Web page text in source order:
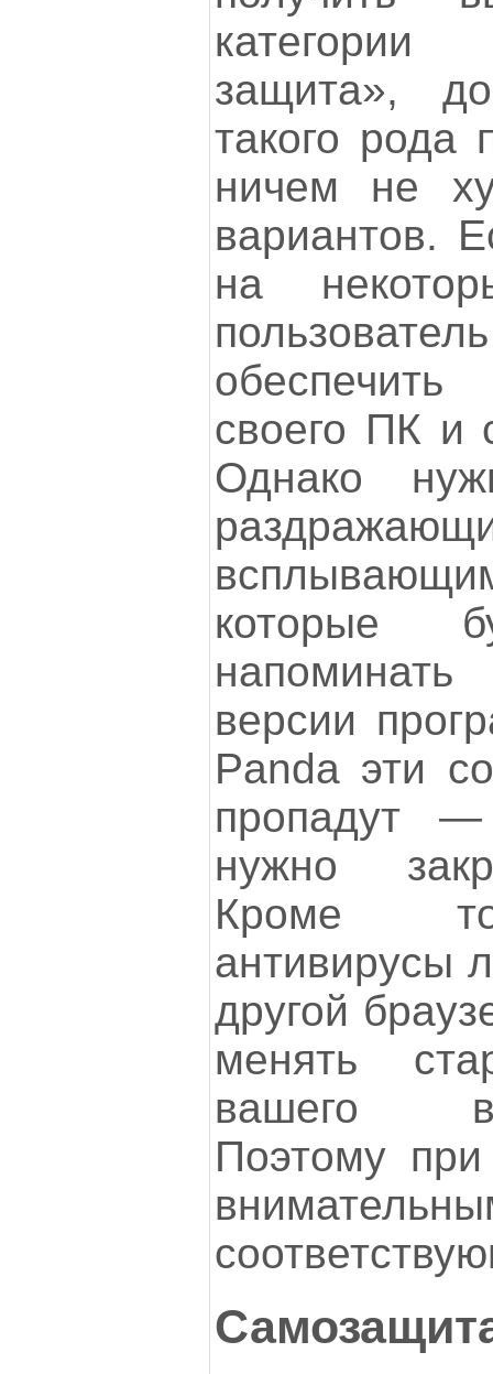
категории
защита»,
такого рода
ничем не
вариантов.
на
своего ПК и
Однако
которые
версии
Panda эти
пропадут
нужно
Кроме
антивирусы
другой
менять
вашего
Поэтому при